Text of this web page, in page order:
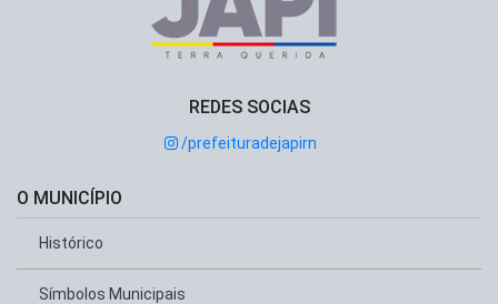
REDES SOCIAS
/prefeituradejapirn
O MUNICÍPIO
Histórico
Símbolos Municipais